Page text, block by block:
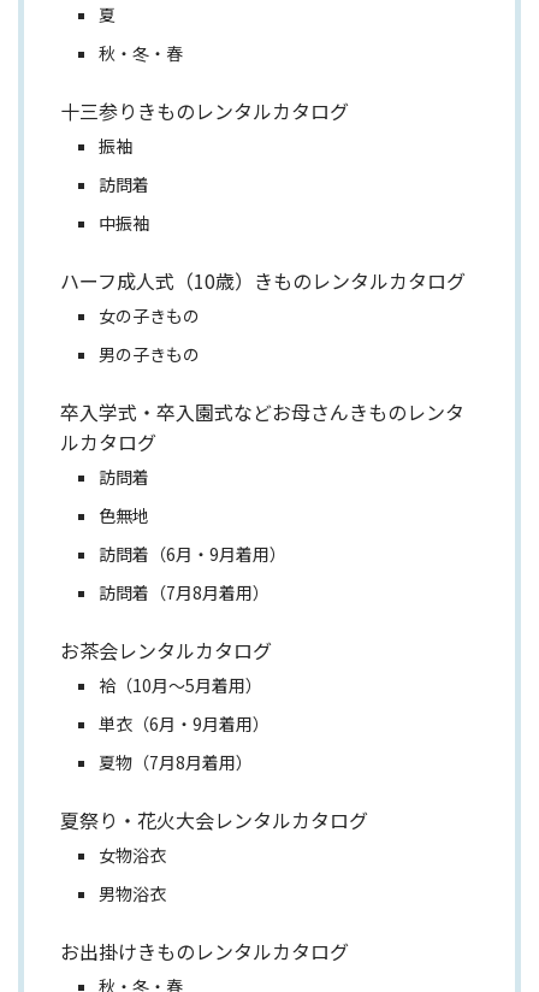
夏
秋・冬・春
十三参りきものレンタルカタログ
振袖
訪問着
中振袖
ハーフ成人式（10歳）きものレンタルカタログ
女の子きもの
男の子きもの
卒入学式・卒入園式などお母さんきものレンタ
ルカタログ
訪問着
色無地
訪問着（6月・9月着用）
訪問着（7月8月着用）
お茶会レンタルカタログ
袷（10月～5月着用）
単衣（6月・9月着用）
夏物（7月8月着用）
夏祭り・花火大会レンタルカタログ
女物浴衣
男物浴衣
お出掛けきものレンタルカタログ
秋・冬・春